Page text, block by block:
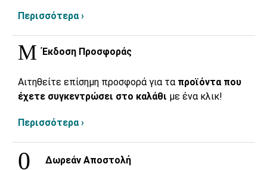
Περισσότερα ›
Έκδοση Προσφοράς
Αιτηθείτε επίσημη προσφορά για τα προϊόντα που
έχετε συγκεντρώσει στο καλάθι με ένα κλικ!
Περισσότερα ›
Δωρεάν Αποστολή